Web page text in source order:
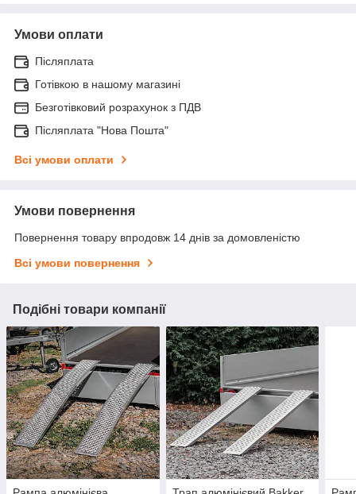
Умови оплати
Післяплата
Готівкою в нашому магазині
Безготівковий розрахунок з ПДВ
Післяплата "Нова Пошта"
Всі умови оплати
Умови повернення
Повернення товару впродовж 14 днів за домовленістю
Всі умови повернення
Подібні товари компанії